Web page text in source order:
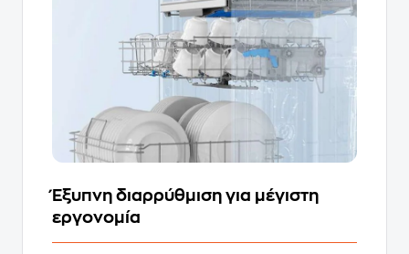
Έξυπνη διαρρύθμιση για μέγιστη
εργονομία